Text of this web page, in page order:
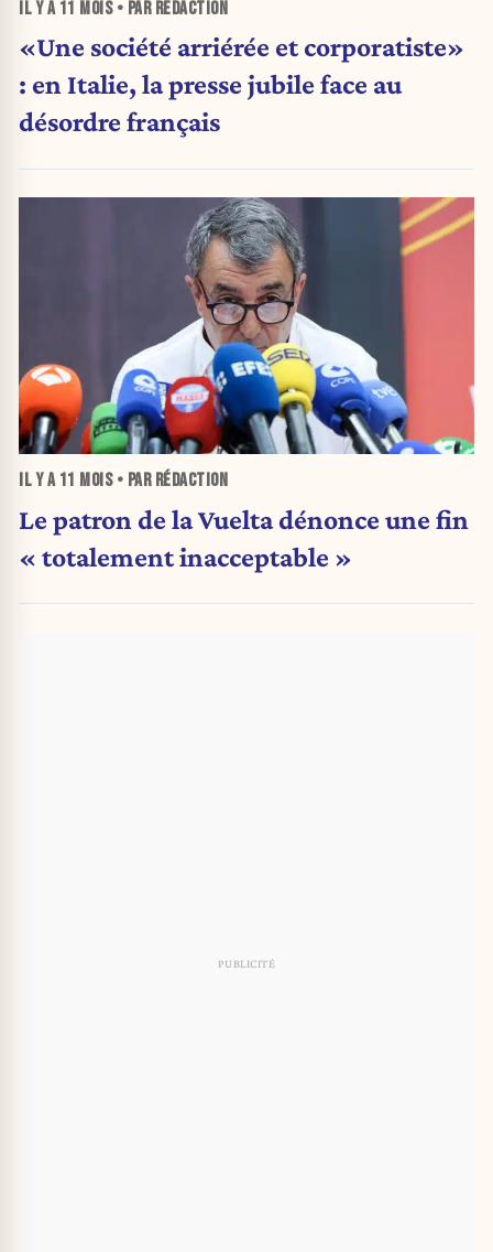
IL Y A 11 MOIS• PAR RÉDACTION
«Une société arriérée et corporatiste»
: en Italie, la presse jubile face au
désordre français
IL Y A 11 MOIS• PAR RÉDACTION
Le patron de la Vuelta dénonce une fin
« totalement inacceptable »